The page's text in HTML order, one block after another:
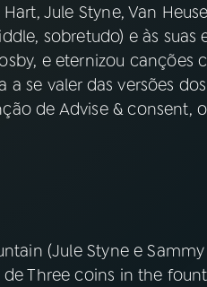
Jule Styne, Van
sobretudo) e às
e eternizou canções
a se valer das versões
de Advise & consent,
(Jule Styne e
Three coins in the